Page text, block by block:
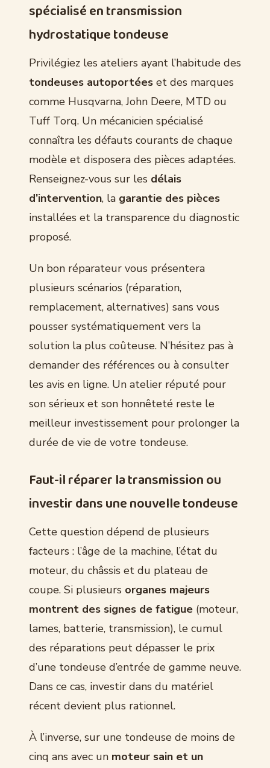
spécialisé en transmission
hydrostatique tondeuse
Privilégiez les ateliers ayant l’habitude des
tondeuses autoportées et des marques
comme Husqvarna, John Deere, MTD ou
Tuff Torq. Un mécanicien spécialisé
connaîtra les défauts courants de chaque
modèle et disposera des pièces adaptées.
Renseignez-vous sur les délais
d’intervention, la garantie des pièces
installées et la transparence du diagnostic
proposé.
Un bon réparateur vous présentera
plusieurs scénarios (réparation,
remplacement, alternatives) sans vous
pousser systématiquement vers la
solution la plus coûteuse. N’hésitez pas à
demander des références ou à consulter
les avis en ligne. Un atelier réputé pour
son sérieux et son honnêteté reste le
meilleur investissement pour prolonger la
durée de vie de votre tondeuse.
Faut-il réparer la transmission ou
investir dans une nouvelle tondeuse
Cette question dépend de plusieurs
facteurs : l’âge de la machine, l’état du
moteur, du châssis et du plateau de
coupe. Si plusieurs organes majeurs
montrent des signes de fatigue (moteur,
lames, batterie, transmission), le cumul
des réparations peut dépasser le prix
d’une tondeuse d’entrée de gamme neuve.
Dans ce cas, investir dans du matériel
récent devient plus rationnel.
À l’inverse, sur une tondeuse de moins de
cinq ans avec un moteur sain et un